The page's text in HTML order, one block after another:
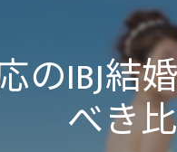
のIBJ
べき